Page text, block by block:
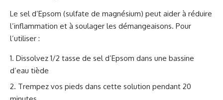
Le sel d’Epsom (sulfate de magnésium) peut aider à réduire
l’inflammation et à soulager les démangeaisons. Pour
l’utiliser :
Dissolvez 1/2 tasse de sel d’Epsom dans une bassine
d’eau tiède
Trempez vos pieds dans cette solution pendant 20